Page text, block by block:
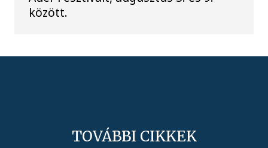
között.
TOVÁBBI CIKKEK